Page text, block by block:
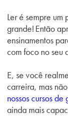
Ler é sempre
grande! Então
ensinamentos
com foco no seu
E, se você
carreira, mas
nossos cursos
ainda mais